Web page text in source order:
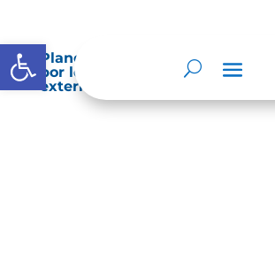
Abrir barra de herramientas
Planes de Mejoramiento
por los entes de control o
externos o internos.